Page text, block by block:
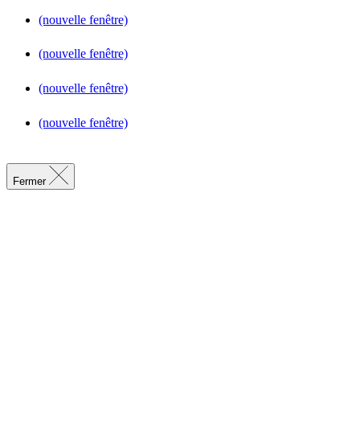
(nouvelle fenêtre)
(nouvelle fenêtre)
(nouvelle fenêtre)
(nouvelle fenêtre)
Fermer